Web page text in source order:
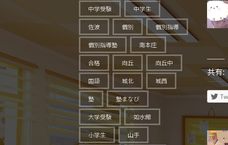
中学受験 中学生
佐波 個別 個別指導
個別指導塾 南本庄
合格 向丘 向丘中
国語 城北 城西
塾 塾まなび
大学受験 如水館
小学生 山手
共有: